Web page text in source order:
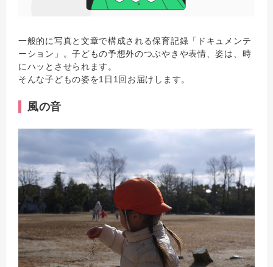
一般的に写真と文章で構成される保育記録「ドキュメンテ
ーション」。子どもの予想外のつぶやきや表情、姿は、時
にハッとさせられます。
そんな子どもの姿を1日1回お届けします。
風の音